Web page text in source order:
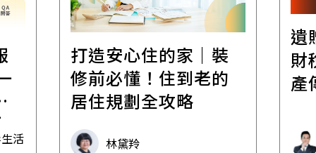
活
打造安心住的家｜裝
修前必懂！住到老的
居住規劃全攻略
林黛羚
遺
財
產